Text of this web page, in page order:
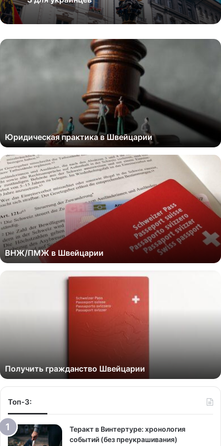
Юридическая практика в Швейцарии
ВНЖ/ПМЖ в Швейцарии
Получить гражданство Швейцарии
Топ-3:
Теракт в Винтертуре: хронология
событий (без преукрашивания)